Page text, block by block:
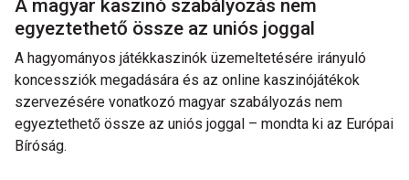
A magyar kaszinó szabályozás nem
egyeztethető össze az uniós joggal
A hagyományos játékkaszinók üzemeltetésére irányuló
koncessziók megadására és az online kaszinójátékok
szervezésére vonatkozó magyar szabályozás nem
egyeztethető össze az uniós joggal – mondta ki az Európai
Bíróság.